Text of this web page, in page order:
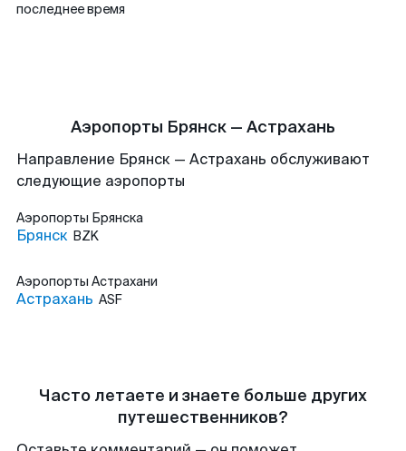
последнее время
Аэропорты Брянск — Астрахань
Направление Брянск — Астрахань обслуживают
следующие аэропорты
Аэропорты Брянска
Брянск BZK
Аэропорты Астрахани
Астрахань ASF
Часто летаете и знаете больше других
путешественников?